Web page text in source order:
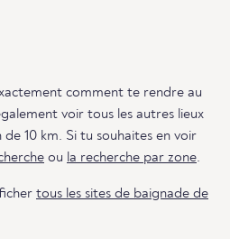
comment te rendre au
voir tous les autres lieux
10 km. Si tu souhaites en voir
ou la recherche par zone.
tous les sites de baignade de